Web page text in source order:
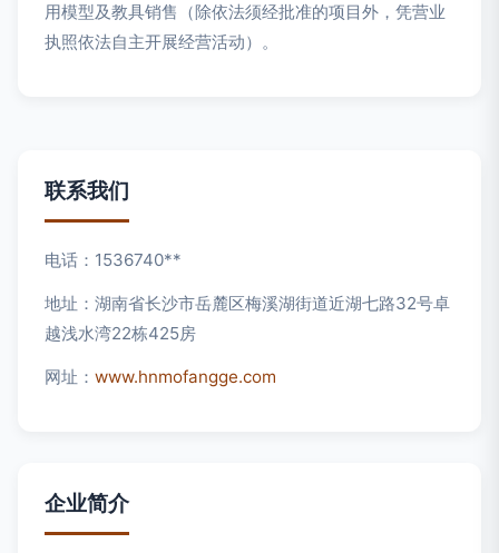
用模型及教具销售（除依法须经批准的项目外，凭营业
执照依法自主开展经营活动）。
联系我们
电话：1536740**
地址：湖南省长沙市岳麓区梅溪湖街道近湖七路32号卓
越浅水湾22栋425房
网址： www.hnmofangge.com
企业简介